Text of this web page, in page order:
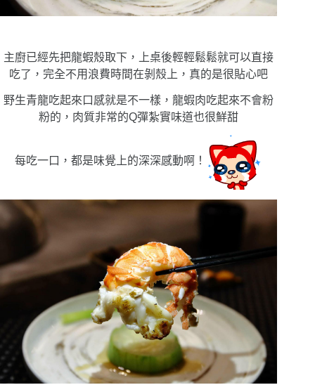
主廚已經先把龍蝦殼取下，上桌後輕輕鬆鬆就可以直接
吃了，完全不用浪費時間在剝殼上，真的是很貼心吧
野生青龍吃起來口感就是不一樣，龍蝦肉吃起來不會粉
粉的，肉質非常的Q彈紮實味道也很鮮甜
每吃一口，都是味覺上的深深感動啊！